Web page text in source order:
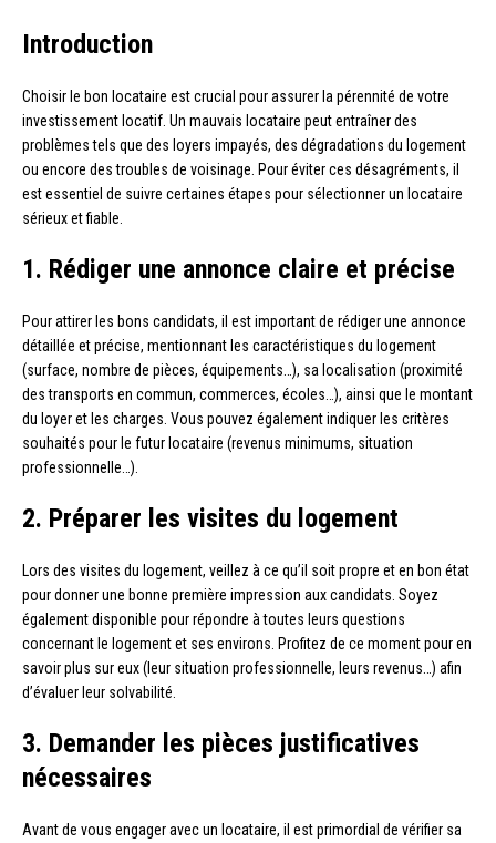
Introduction
Choisir le bon locataire est crucial pour assurer la pérennité de votre
investissement locatif. Un mauvais locataire peut entraîner des
problèmes tels que des loyers impayés, des dégradations du logement
ou encore des troubles de voisinage. Pour éviter ces désagréments, il
est essentiel de suivre certaines étapes pour sélectionner un locataire
sérieux et fiable.
1. Rédiger une annonce claire et précise
Pour attirer les bons candidats, il est important de rédiger une annonce
détaillée et précise, mentionnant les caractéristiques du logement
(surface, nombre de pièces, équipements…), sa localisation (proximité
des transports en commun, commerces, écoles…), ainsi que le montant
du loyer et les charges. Vous pouvez également indiquer les critères
souhaités pour le futur locataire (revenus minimums, situation
professionnelle…).
2. Préparer les visites du logement
Lors des visites du logement, veillez à ce qu’il soit propre et en bon état
pour donner une bonne première impression aux candidats. Soyez
également disponible pour répondre à toutes leurs questions
concernant le logement et ses environs. Profitez de ce moment pour en
savoir plus sur eux (leur situation professionnelle, leurs revenus…) afin
d’évaluer leur solvabilité.
3. Demander les pièces justificatives
nécessaires
Avant de vous engager avec un locataire, il est primordial de vérifier sa